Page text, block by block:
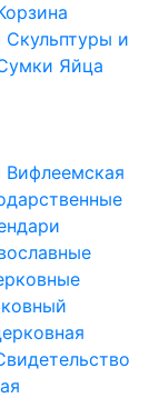
Скульптуры и
Яйца
Вифлеемская